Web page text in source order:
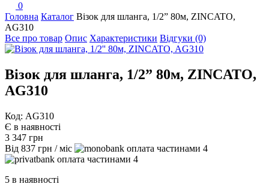
0
Головна Каталог Візок для шланга, 1/2” 80м, ZINCATO,
AG310
Все про товар Опис Характеристики Відгуки (0)
Візок для шланга, 1/2” 80м, ZINCATO,
AG310
Код: AG310
Є в наявності
3 347 грн
Від 837 грн / міс
4
4
5 в наявності